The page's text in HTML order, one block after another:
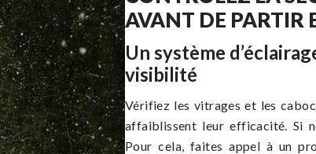
AVANT DE PARTIR
Un système
visibilité
Vérifiez les vitrages et les
affaiblissent leur efficacité. Si
Pour cela, faites appel à un